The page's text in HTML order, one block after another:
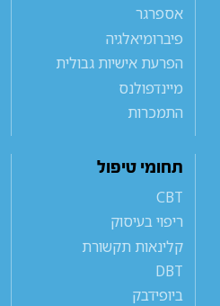
אספרגר
פיברומיאלגיה
הפרעת אישיות גבולית
מיינדפולנס
התמכרות
תחומי טיפול
CBT
ריפוי בעיסוק
קלינאות תקשורת
DBT
ביופידבק